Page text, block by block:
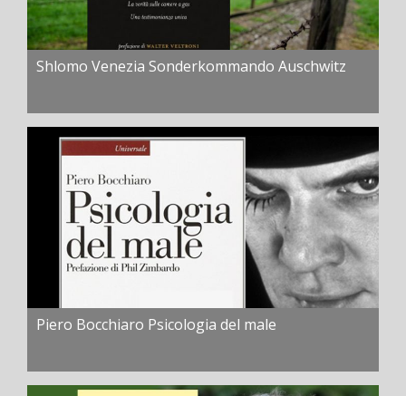
Shlomo Venezia Sonderkommando Auschwitz
Piero Bocchiaro Psicologia del male